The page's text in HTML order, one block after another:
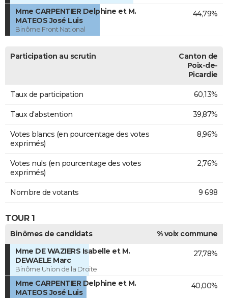
Mme CARPENTIER Delphine et M.
MATEOS José Luis
Binôme Front National
44,79%
Participation au scrutin
Canton de
Poix-de-
Picardie
Taux de participation 60,13%
Taux d'abstention 39,87%
Votes blancs (en pourcentage des votes
exprimés)
8,96%
Votes nuls (en pourcentage des votes
exprimés)
2,76%
Nombre de votants 9 698
TOUR 1
Binômes de candidats
% voix commune
Mme DE WAZIERS Isabelle et M.
DEWAELE Marc
Binôme Union de la Droite
27,78%
Mme CARPENTIER Delphine et M.
MATEOS José Luis
40,00%